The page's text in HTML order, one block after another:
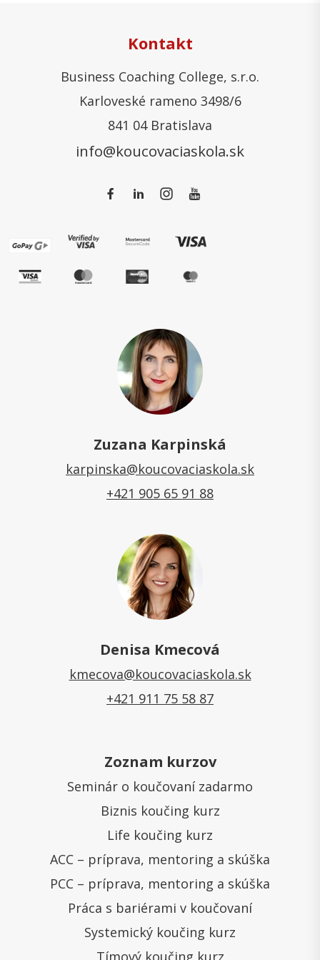
Kontakt
Business Coaching College, s.r.o.
Karloveské rameno 3498/6
841 04 Bratislava
info@koucovaciaskola.sk
Zuzana Karpinská
karpinska@koucovaciaskola.sk
+421 905 65 91 88
Denisa Kmecová
kmecova@koucovaciaskola.sk
+421 911 75 58 87
Zoznam kurzov
Seminár o koučovaní zadarmo
Biznis koučing kurz
Life koučing kurz
ACC – príprava, mentoring a skúška
PCC – príprava, mentoring a skúška
Práca s bariérami v koučovaní
Systemický koučing kurz